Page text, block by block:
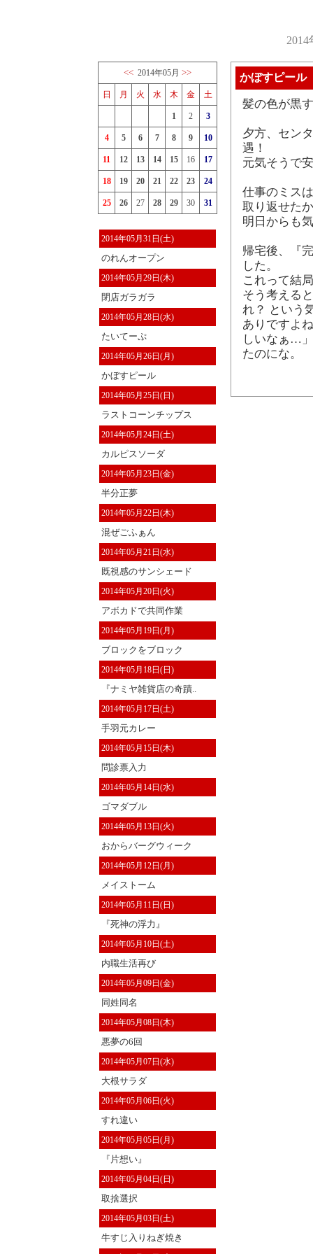
<< 2014年05月 >>
日 月 火 水 木 金 土
1 2 3
4 5 6 7 8 9 10
11 12 13 14 15 16 17
18 19 20 21 22 23 24
25 26 27 28 29 30 31
2014年05月31日(土)
のれんオープン
2014年05月29日(木)
閉店ガラガラ
2014年05月28日(水)
たいてーぷ
2014年05月26日(月)
かぼすピール
2014年05月25日(日)
ラストコーンチップス
2014年05月24日(土)
カルピスソーダ
2014年05月23日(金)
半分正夢
2014年05月22日(木)
混ぜごふぁん
2014年05月21日(水)
既視感のサンシェード
2014年05月20日(火)
アボカドで共同作業
2014年05月19日(月)
ブロックをブロック
2014年05月18日(日)
『ナミヤ雑貨店の奇蹟..
2014年05月17日(土)
手羽元カレー
2014年05月15日(木)
問診票入力
2014年05月14日(水)
ゴマダブル
2014年05月13日(火)
おからバーグウィーク
2014年05月12日(月)
メイストーム
2014年05月11日(日)
『死神の浮力』
2014年05月10日(土)
内職生活再び
2014年05月09日(金)
同姓同名
2014年05月08日(木)
悪夢の6回
2014年05月07日(水)
大根サラダ
2014年05月06日(火)
すれ違い
2014年05月05日(月)
『片想い』
2014年05月04日(日)
取捨選択
2014年05月03日(土)
牛すじ入りねぎ焼き
かぼすピール
髪の色が黒
夕方、セン
遇！
元気そうで
仕事のミス
取り返せた
明日からも
帰宅後、『
した。
これって結
そう考える
れ？ という
ありですよ
しいなぁ…
たのにな。